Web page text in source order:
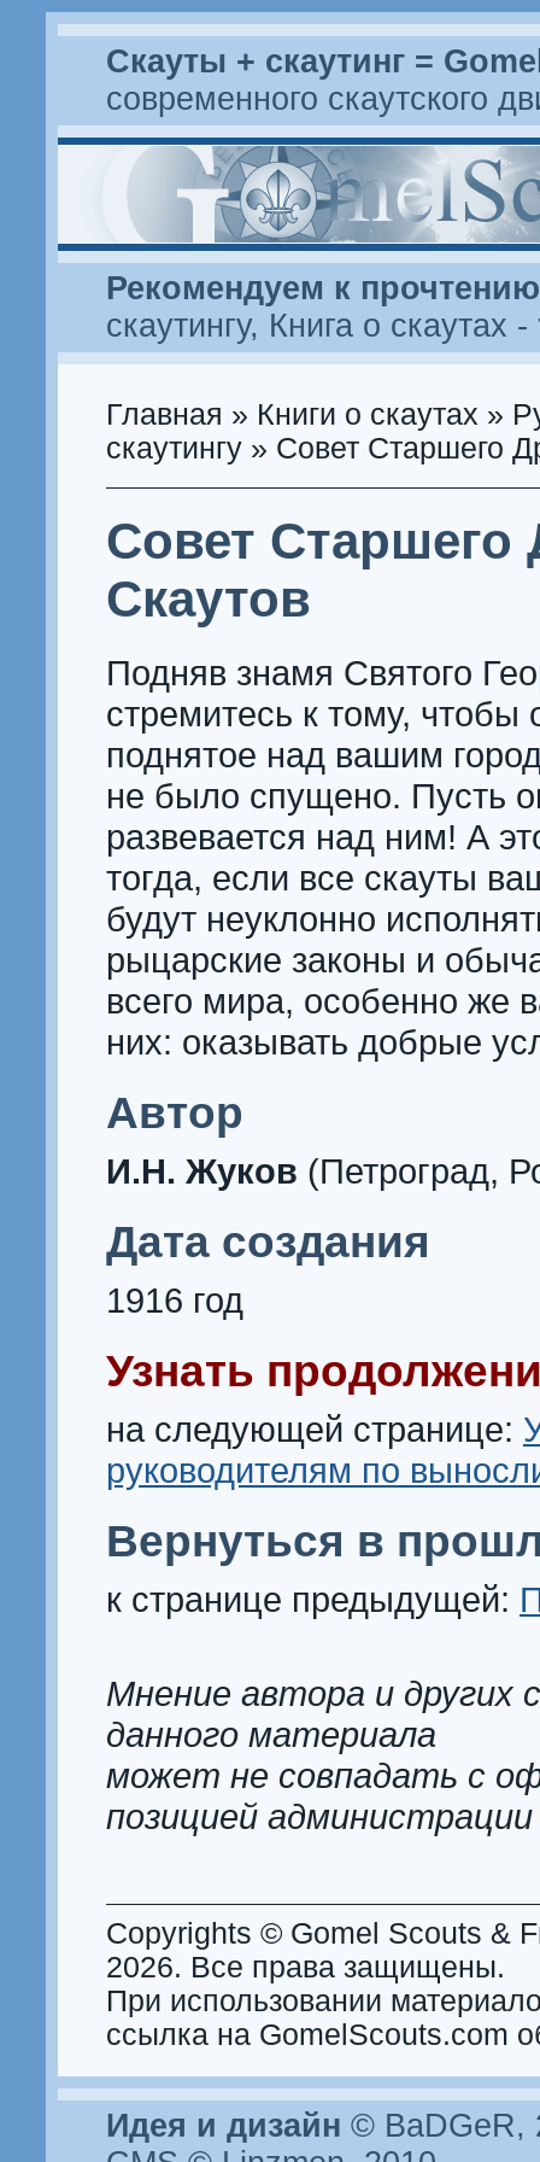
Скауты + скаутинг =
современного скаутского
Рекомендуем к прочтению
скаутингу, Книга о скаутах -
Главная » Книги о скаутах »
скаутингу » Совет Старшего
Совет Старшего
Скаутов
Подняв знамя Святого
стремитесь к тому, чтобы
поднятое над вашим
не было спущено. Пусть
развевается над ним! А
тогда, если все скауты
будут неуклонно
рыцарские законы и
всего мира, особенно же
них: оказывать добрые
Автор
И.Н. Жуков (Петроград,
Дата создания
1916 год
Узнать
на следующей странице:
руководителям по
Вернуться в
к странице предыдущей:
Мнение автора и других
данного материала
может не совпадать с
позицией
Copyrights © Gomel Scouts &
2026. Все права защищены.
При использовании
ссылка на GomelScouts.com
Идея и дизайн © BaDGeR,